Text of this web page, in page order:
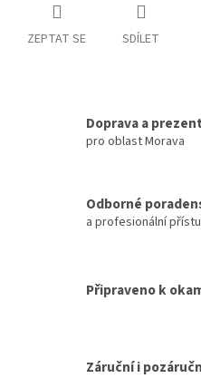
ZEPTAT SE SDÍLET
Doprava a
pro oblast Morava
Odborné
a profesionální
Připraveno k
Záruční i